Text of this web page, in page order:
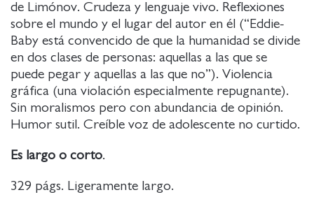
de Limónov. Crudeza y lenguaje vivo. Reflexiones
sobre el mundo y el lugar del autor en él (“Eddie-
Baby está convencido de que la humanidad se divide
en dos clases de personas: aquellas a las que se
puede pegar y aquellas a las que no”). Violencia
gráfica (una violación especialmente repugnante).
Sin moralismos pero con abundancia de opinión.
Humor sutil. Creíble voz de adolescente no curtido.
Es largo o corto.
329 págs. Ligeramente largo.